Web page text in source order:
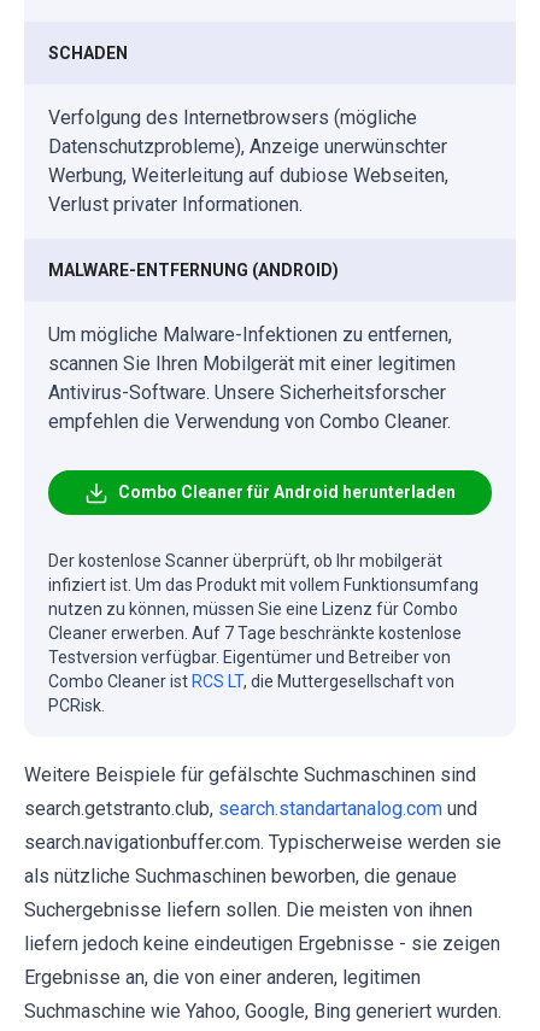
SCHADEN
Verfolgung des Internetbrowsers (mögliche
Datenschutzprobleme), Anzeige unerwünschter
Werbung, Weiterleitung auf dubiose Webseiten,
Verlust privater Informationen.
MALWARE-ENTFERNUNG (ANDROID)
Um mögliche Malware-Infektionen zu entfernen,
scannen Sie Ihren Mobilgerät mit einer legitimen
Antivirus-Software. Unsere Sicherheitsforscher
empfehlen die Verwendung von Combo Cleaner.
Combo Cleaner für Android herunterladen
Der kostenlose Scanner überprüft, ob Ihr mobilgerät
infiziert ist. Um das Produkt mit vollem Funktionsumfang
nutzen zu können, müssen Sie eine Lizenz für Combo
Cleaner erwerben. Auf 7 Tage beschränkte kostenlose
Testversion verfügbar. Eigentümer und Betreiber von
Combo Cleaner ist RCS LT, die Muttergesellschaft von
PCRisk.
Weitere Beispiele für gefälschte Suchmaschinen sind
search.getstranto.club, search.standartanalog.com und
search.navigationbuffer.com. Typischerweise werden sie
als nützliche Suchmaschinen beworben, die genaue
Suchergebnisse liefern sollen. Die meisten von ihnen
liefern jedoch keine eindeutigen Ergebnisse - sie zeigen
Ergebnisse an, die von einer anderen, legitimen
Suchmaschine wie Yahoo, Google, Bing generiert wurden.